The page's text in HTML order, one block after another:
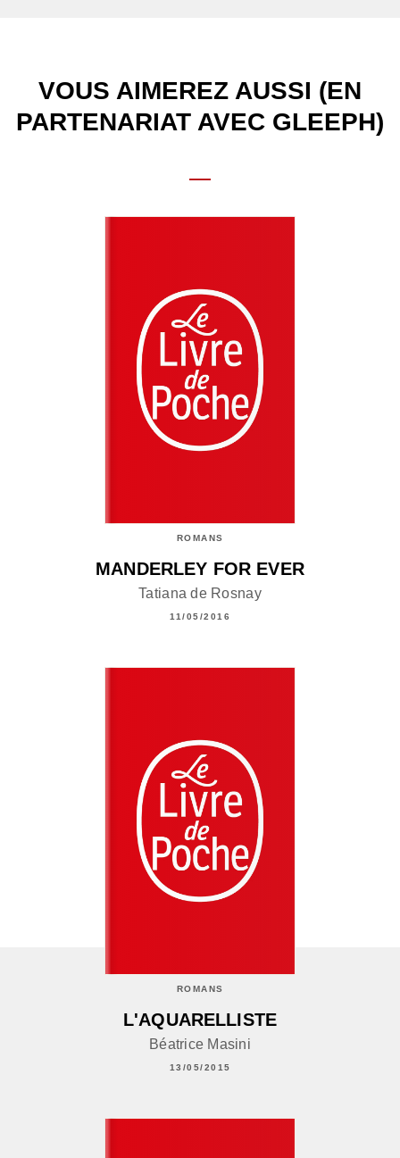
VOUS AIMEREZ AUSSI (EN
PARTENARIAT AVEC GLEEPH)
ROMANS
MANDERLEY FOR EVER
Tatiana de Rosnay
11/05/2016
ROMANS
L'AQUARELLISTE
Béatrice Masini
13/05/2015